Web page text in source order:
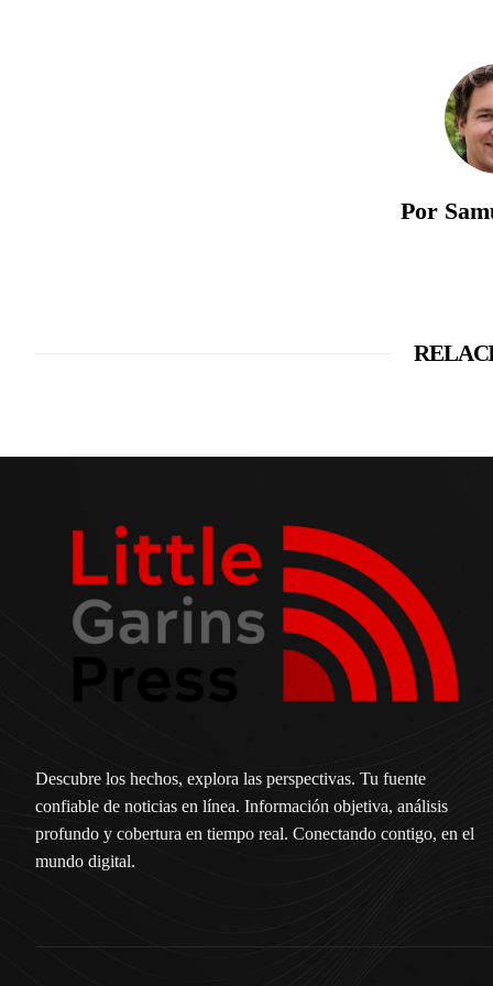
Por
Descubre los hechos, explora las perspectivas. Tu fuente
confiable de noticias en línea. Información objetiva, análisis
profundo y cobertura en tiempo real. Conectando contigo, en el
mundo digital.